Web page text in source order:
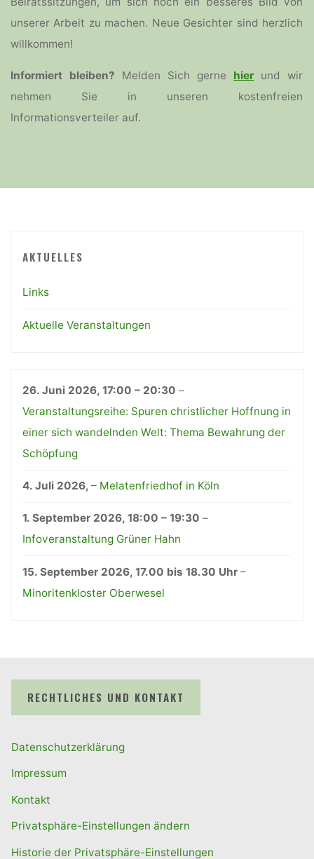
unserer Arbeit zu machen. Neue Gesichter sind herzlich
willkommen!
Informiert bleiben? Melden Sich gerne hier und wir
nehmen Sie in unseren kostenfreien
Informationsverteiler auf.
AKTUELLES
Links
Aktuelle Veranstaltungen
26. Juni 2026, 17:00 – 20:30 –
Veranstaltungsreihe: Spuren christlicher Hoffnung in
einer sich wandelnden Welt: Thema Bewahrung der
Schöpfung
4. Juli 2026, – Melatenfriedhof in Köln
1. September 2026, 18:00 – 19:30 –
Infoveranstaltung Grüner Hahn
15. September 2026, 17.00 bis 18.30 Uhr–
Minoritenkloster Oberwesel
RECHTLICHES UND KONTAKT
Datenschutzerklärung
Impressum
Kontakt
Privatsphäre-Einstellungen ändern
Historie der Privatsphäre-Einstellungen